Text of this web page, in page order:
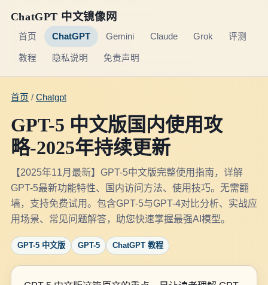
ChatGPT 中文镜像网
首页 ChatGPT Gemini Claude Grok 评测
教程 隐私说明 免责声明
首页 / Chatgpt
GPT-5 中文版国内使用攻
略-2025年持续更新
【2025年11月最新】GPT-5中文版完整使用指南，详解
GPT-5最新功能特性、国内访问方法、使用技巧。无需翻
墙，支持免费试用。包含GPT-5与GPT-4对比分析、实战应
用场景、常见问题解答，助您快速掌握最强AI模型。
GPT-5 中文版 GPT-5 ChatGPT 教程